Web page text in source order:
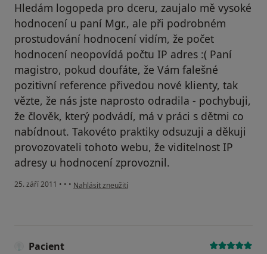
Hledám logopeda pro dceru, zaujalo mě vysoké
hodnocení u paní Mgr., ale při podrobném
prostudování hodnocení vidím, že počet
hodnocení neopovídá počtu IP adres :( Paní
magistro, pokud doufáte, že Vám falešné
pozitivní reference přivedou nové klienty, tak
vězte, že nás jste naprosto odradila - pochybuji,
že člověk, který podvádí, má v práci s dětmi co
nabídnout. Takovéto praktiky odsuzuji a děkuji
provozovateli tohoto webu, že viditelnost IP
adresy u hodnocení zprovoznil.
25. září 2011 • • • podle názoru uživatele Váš účet byl odstraněn
Nahlásit zneužití
Pacient